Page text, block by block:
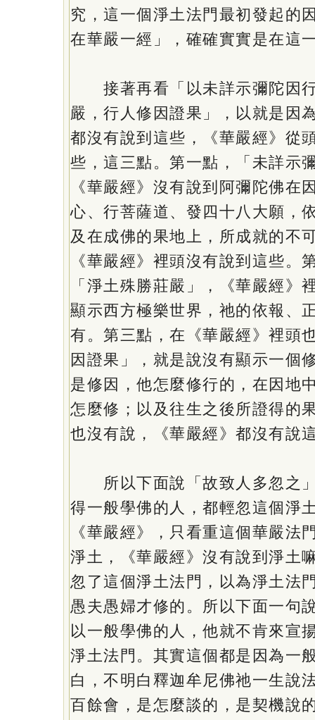
究，這一個淨土法門最初發起的
在華嚴一經」，確確實實是在這
接著再看「以未詳示彌陀因
嚴，行人修因證果」，以就是因
都沒有說到這些，《華嚴經》從
些，這三點。第一點，「未詳示
《華嚴經》沒有說到阿彌陀佛在
心、行菩薩道、發四十八大願，
及在成佛的果地上，所成就的不
《華嚴經》裡頭沒有說到這些。
「淨土殊勝莊嚴」，《華嚴經》
顯示西方極樂世界，祂的依報、
有。第三點，在《華嚴經》裡頭
因證果」，就是說沒有顯示一個
是修因，他怎麼修行的，在因地
怎麼修；以及往生之後所證得的
也沒有說，《華嚴經》都沒有說
所以下面說「故致人多忽之
得一般學佛的人，都輕忽這個淨
《華嚴經》，只看重這個華嚴法
淨土，《華嚴經》沒有說到淨土
忽了這個淨土法門，以為淨土法
愚夫愚婦才修的。所以下面一句
以一般學佛的人，他就不肯來宣
淨土法門。其實這個都是因為一
白，不明白釋迦牟尼佛祂一生說
百餘會，是怎麼談的，是契機說